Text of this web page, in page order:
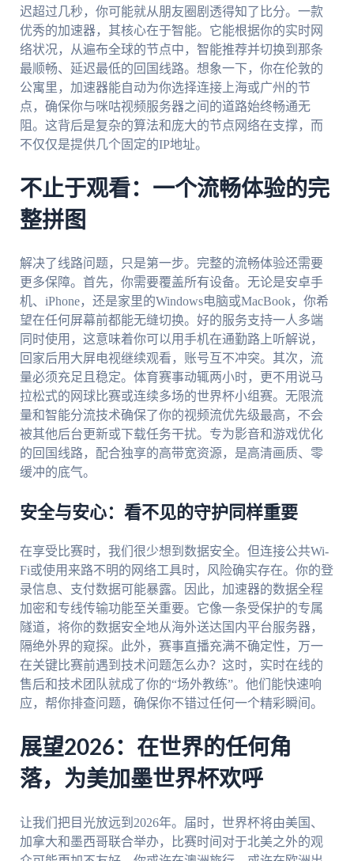
迟超过几秒，你可能就从朋友圈剧透得知了比分。一款
优秀的加速器，其核心在于智能。它能根据你的实时网
络状况，从遍布全球的节点中，智能推荐并切换到那条
最顺畅、延迟最低的回国线路。想象一下，你在伦敦的
公寓里，加速器能自动为你选择连接上海或广州的节
点，确保你与咪咕视频服务器之间的道路始终畅通无
阻。这背后是复杂的算法和庞大的节点网络在支撑，而
不仅仅是提供几个固定的IP地址。
不止于观看：一个流畅体验的完
整拼图
解决了线路问题，只是第一步。完整的流畅体验还需要
更多保障。首先，你需要覆盖所有设备。无论是安卓手
机、iPhone，还是家里的Windows电脑或MacBook，你希
望在任何屏幕前都能无缝切换。好的服务支持一人多端
同时使用，这意味着你可以用手机在通勤路上听解说，
回家后用大屏电视继续观看，账号互不冲突。其次，流
量必须充足且稳定。体育赛事动辄两小时，更不用说马
拉松式的网球比赛或连续多场的世界杯小组赛。无限流
量和智能分流技术确保了你的视频流优先级最高，不会
被其他后台更新或下载任务干扰。专为影音和游戏优化
的回国线路，配合独享的高带宽资源，是高清画质、零
缓冲的底气。
安全与安心：看不见的守护同样重要
在享受比赛时，我们很少想到数据安全。但连接公共Wi-
Fi或使用来路不明的网络工具时，风险确实存在。你的登
录信息、支付数据可能暴露。因此，加速器的数据全程
加密和专线传输功能至关重要。它像一条受保护的专属
隧道，将你的数据安全地从海外送达国内平台服务器，
隔绝外界的窥探。此外，赛事直播充满不确定性，万一
在关键比赛前遇到技术问题怎么办？这时，实时在线的
售后和技术团队就成了你的“场外教练”。他们能快速响
应，帮你排查问题，确保你不错过任何一个精彩瞬间。
展望2026：在世界的任何角
落，为美加墨世界杯欢呼
让我们把目光放远到2026年。届时，世界杯将由美国、
加拿大和墨西哥联合举办，比赛时间对于北美之外的观